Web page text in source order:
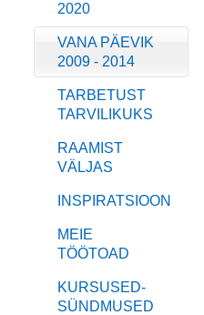
2020
VANA PÄEVIK
2009 - 2014
TARBETUST
TARVILIKUKS
RAAMIST
VÄLJAS
INSPIRATSIOON
MEIE
TÖÖTOAD
KURSUSED-
SÜNDMUSED